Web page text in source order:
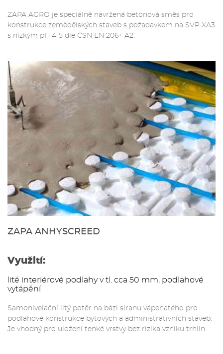
ZAPA AGRO je speciálně navržená betonová směs pro
konstrukce zemědělských staveb s požadavkem na SVP XA3
s nízkým pH 4-5 dle ČSN EN 206+ A2.
ZAPA ANHYSCREED
Využití:
lité interiérové podlahy v tl. cca 50 mm, podlahové
vytápění
Samonivelační litý potěr na bázi síranu vápenatého pro
podlahové konstrukce bytových a administrativních staveb.
Je vhodný pro uložení tenké vrstvy bez rizika vzniku trhlin.